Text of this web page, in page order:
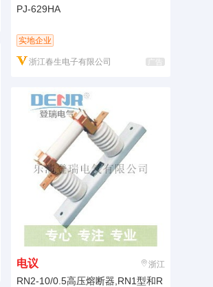
PJ-629HA
实地企业
浙江春生电子有限公司 广告
电议 浙江
RN2-10/0.5高压熔断器,RN1型和R